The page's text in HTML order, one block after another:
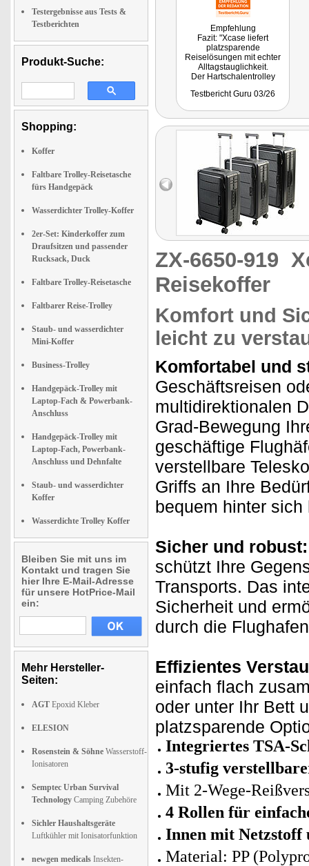
Testergebnisse aus Tests &
Testberichten
Produkt-Suche:
Shopping:
Koffer
Faltbare Trolley-Reisetasche
fürs Handgepäck
Wasserdichter Trolley-Koffer
2er-Set: Kinderkoffer zum
Draufsitzen und passender
Rucksack, Duck
Faltbare Trolley-Reisetasche
Faltbarer Reise-Trolley
Staub- und wasserdichter
Mini-Koffer
Business-Trolley
Handgepäck-Trolley mit
Laptop-Fach & Powerbank-
Anschluss
Handgepäck-Trolley mit
Laptop-Fach, Powerbank-
Anschluss und Dehnfalte
Staub- und wasserdichter
Koffer
Wasserdichte Trolley Koffer
Bleiben Sie mit uns im
Kontakt und tragen Sie
hier Ihre E-Mail-Adresse
für unsere HotPrice-Mail
ein:
Mehr Hersteller-
Seiten:
AGT Epoxid Kleber
ELESION
Rosenstein & Söhne Wasserstoff-
Ionisatoren
Semptec Urban Survival
Technology Camping Zubehöre
Sichler Haushaltsgeräte
Luftkühler mit Ionisatorfunktion
newgen medicals Insekten-
Empfehlung
Fazit: "Xcase liefert
platzsparende
Reiselösungen mit echter
Alltagstauglichkeit.
Der Hartschalentrolley
Hardcase Koffer mit Schloss
Verstau-Logik, die man
nach der Reise wirklich zu
schätzen lernt."
Getestet wurde ZX-6644.
Testbericht Guru 03/26
ZX-6650-919
Reisekoffer
Komfort und
leicht zu
Komfortabel und
Geschäftsreisen
multidirektionalen
Grad-Bewegung
geschäftige
verstellbare
Griffs an Ihre
bequem hinter
Sicher und robust:
schützt Ihre
Transports. Das
Sicherheit und
durch die
Effizientes
einfach flach
oder unter Ihr Bett
platzsparende
Integriertes TSA-
3-stufig
Mit 2-Wege-
4 Rollen für
Innen mit Netzstoff
Material: PP